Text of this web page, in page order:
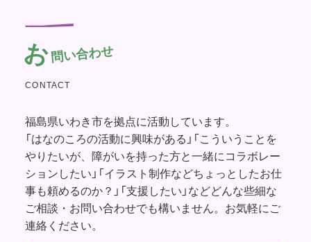
お問い合わせ
CONTACT
福島県いわき市を拠点に活動しています。
「はなのころの活動に興味がある」「こういうことを
やりたいが、障がいを持った方と一緒にコラボレー
ションしたい」「イラスト制作などちょっとしたお仕
事も頼めるのか？」「支援したい」などどんな些細な
ご相談・お問い合わせでも構いません。お気軽にご
連絡ください。